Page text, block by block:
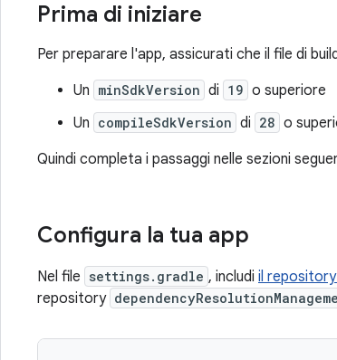
Prima di iniziare
Per preparare l'app, assicurati che il file di
Un minSdkVersion di 19 o superiore
Un compileSdkVersion di 28 o
Quindi completa i passaggi nelle sezioni
Configura la tua app
Nel file settings.gradle , includi il
repository